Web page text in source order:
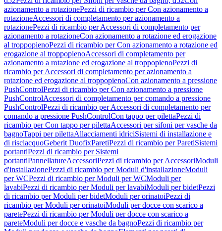
azionamento a rotazionePezzi di ricambio per Con azionamento a
rotazioneAccessori di completamento per azionamento a
rotazionePezzi di ricambio per Accessori di completamento per
azionamento a rotazioneCon azionamento a rotazione ed erogazione
al troppopienoPezzi di ricambio per Con azionamento a rotazione ed
erogazione al troppopienoAccessori di completamento per
azionamento a rotazione ed erogazione al troppopienoPezzi di
ricambio per Accessori di completamento per azionamento a
rotazione ed erogazione al troppopienoCon azionamento a pressione
PushControlPezzi di ricambio per Con azionamento a pressione
PushControlAccessori di completamento per comando a pressione
PushControlPezzi di ricambio per Accessori di completamento per
comando a pressione PushControlCon tappo per pilettaPezzi di
ricambio per Con tappo per pilettaAccessori per sifoni per vasche da
bagnoTappi per pilettaAllacciamenti idriciSistemi di installazione e
di risciacquoGeberit DuofixParetiPezzi di ricambio per ParetiSistemi
portantiPezzi di ricambio per Sistemi
portantiPannellatureAccessoriPezzi di ricambio per AccessoriModuli
d'installazionePezzi di ricambio per Moduli d'installazioneModuli
per WCPezzi di ricambio per Moduli per WCModuli per
lavabiPezzi di ricambio per Moduli per lavabiModuli per bidetPezzi
di ricambio per Moduli per bidetModuli per orinatoiPezzi di
ricambio per Moduli per orinatoiModuli per docce con scarico a
paretePezzi di ricambio per Moduli per docce con scarico a
pareteModuli per docce e vasche da bagnoPezzi di ricambio per